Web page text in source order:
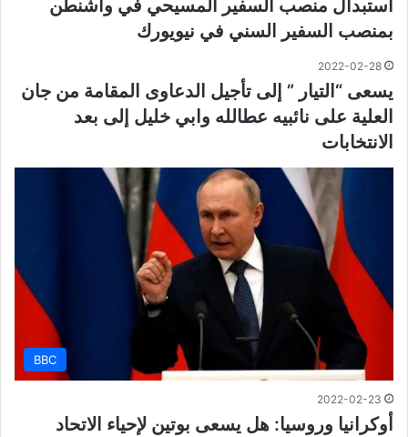
استبدال منصب السفير المسيحي في واشنطن
بمنصب السفير السني في نيويورك
2022-02-28
يسعى “التيار ” إلى تأجيل الدعاوى المقامة من جان
العلية على نائبيه عطالله وابي خليل إلى بعد
الانتخابات
BBC
2022-02-23
أوكرانيا وروسيا: هل يسعى بوتين لإحياء الاتحاد